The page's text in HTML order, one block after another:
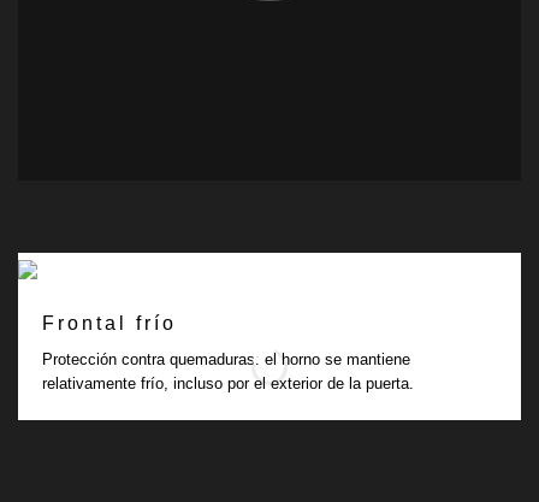
Frontal frío
Protección contra quemaduras: el horno se mantiene
relativamente frío, incluso por el exterior de la puerta.